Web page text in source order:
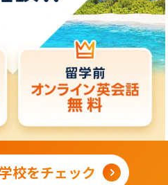
校をチェック